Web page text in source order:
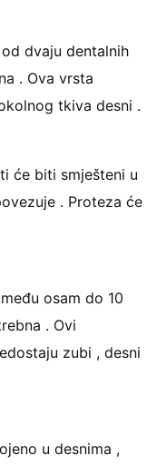
dvaju dentalnih
. Ova vrsta
tkiva desni .
će biti smješteni u
. Proteza će
osam do 10
. Ovi
zubi , desni
u desnima ,